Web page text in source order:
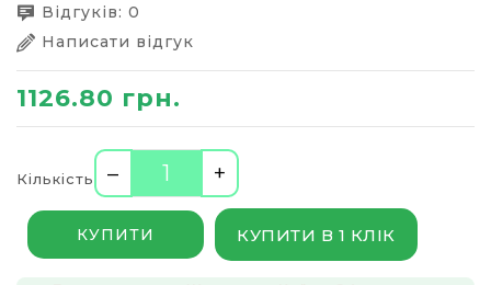
Відгуків: 0
Написати відгук
1126.80 грн.
Кількість – +
КУПИТИ КУПИТИ В 1 КЛІК